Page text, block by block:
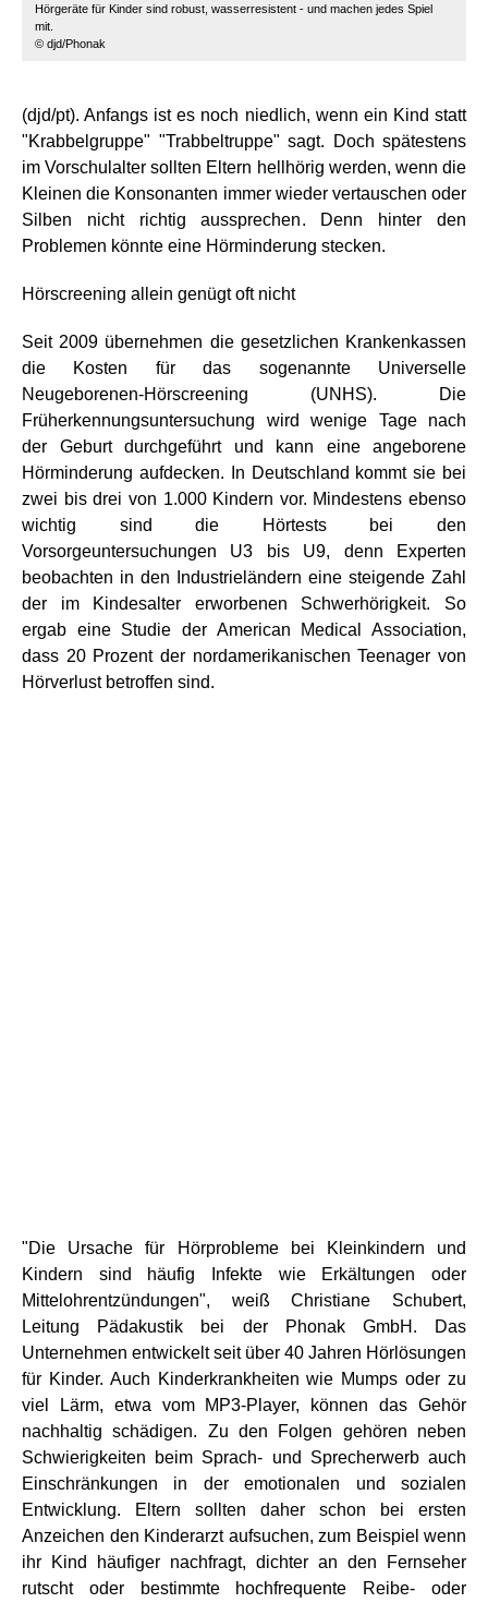
Hörgeräte für Kinder sind robust, wasserresistent - und machen jedes Spiel
mit.
© djd/Phonak
(djd/pt). Anfangs ist es noch niedlich, wenn ein Kind statt
"Krabbelgruppe" "Trabbeltruppe" sagt. Doch spätestens
im Vorschulalter sollten Eltern hellhörig werden, wenn die
Kleinen die Konsonanten immer wieder vertauschen oder
Silben nicht richtig aussprechen. Denn hinter den
Problemen könnte eine Hörminderung stecken.
Hörscreening allein genügt oft nicht
Seit 2009 übernehmen die gesetzlichen Krankenkassen
die Kosten für das sogenannte Universelle
Neugeborenen-Hörscreening (UNHS). Die
Früherkennungsuntersuchung wird wenige Tage nach
der Geburt durchgeführt und kann eine angeborene
Hörminderung aufdecken. In Deutschland kommt sie bei
zwei bis drei von 1.000 Kindern vor. Mindestens ebenso
wichtig sind die Hörtests bei den
Vorsorgeuntersuchungen U3 bis U9, denn Experten
beobachten in den Industrieländern eine steigende Zahl
der im Kindesalter erworbenen Schwerhörigkeit. So
ergab eine Studie der American Medical Association,
dass 20 Prozent der nordamerikanischen Teenager von
Hörverlust betroffen sind.
"Die Ursache für Hörprobleme bei Kleinkindern und
Kindern sind häufig Infekte wie Erkältungen oder
Mittelohrentzündungen", weiß Christiane Schubert,
Leitung Pädakustik bei der Phonak GmbH. Das
Unternehmen entwickelt seit über 40 Jahren Hörlösungen
für Kinder. Auch Kinderkrankheiten wie Mumps oder zu
viel Lärm, etwa vom MP3-Player, können das Gehör
nachhaltig schädigen. Zu den Folgen gehören neben
Schwierigkeiten beim Sprach- und Sprecherwerb auch
Einschränkungen in der emotionalen und sozialen
Entwicklung. Eltern sollten daher schon bei ersten
Anzeichen den Kinderarzt aufsuchen, zum Beispiel wenn
ihr Kind häufiger nachfragt, dichter an den Fernseher
rutscht oder bestimmte hochfrequente Reibe- oder